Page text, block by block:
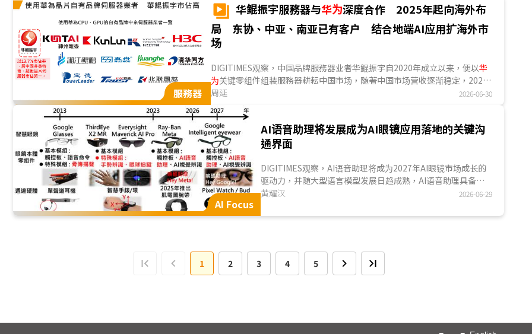
芯片业者、纳入HSB生态FPGA业者，更有机会在NVIDIA生态系中的小脑层与
末梢神经获得更多合作机会。...
服務器
华鲲振宇服務器与华为深度合作 2025年起向海外布
局 东协、中亚、南亚已有客户 结合地端AI应用扩海外市
场
DIGITIMES观察，中国品牌服務器业者华鲲振宇自2020年成立以来，便以华
为关键零组件组装服務器耕耘中国市场，随著中国市场营收逐渐稳定，2025
年起以香港为跳板，以中国市场服務器大厂角色加速扩张海外市场。华鲲振
宇工厂位于四川绵阳，透过两大出口路径开始布局东协、中亚、南亚等市
场，分别以香港子公司直接出货海外、总部在中国出货给代理商后，再由代
理商自行出口；此外，随著DeepSeek等地端AI推理应用出现，带动华鲲振宇
AI推理应用机型出口持续扩大，加上存儲器价格上涨，2026年华鲲振宇服務
器出口量、平均单价均走升。...
周延 2026-06-30
AI Focus
AI语音助理将发展成为AI眼镜应用落地的关键沟
通界面
DIGITIMES观察，AI语音助理将成为2027年AI眼镜市场成长的
驱动力，并随大型语言模型发展日趋成熟，AI语音助理具备免
动手的优势，将成为AI眼镜主流的沟通界面。AI眼镜针对用户在
用户生活的便利性，因此，未来3~5年AI Agent应用在AI眼镜
黄耀汉 2026-06-29
1 2 3 4 5